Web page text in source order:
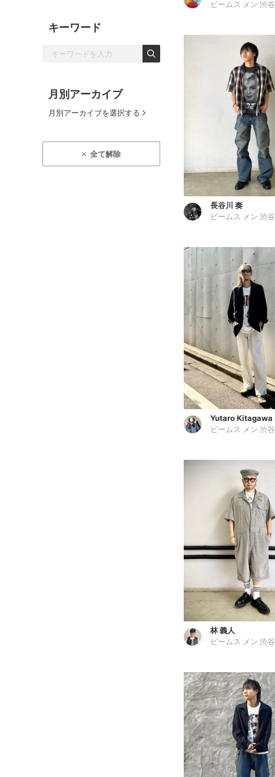
キーワード
月別アーカイブ
月別アーカイブを選択する
全て解除
ビームス メン 渋谷
長谷川 奏
ビームス メン 渋谷
Yutaro Kitagawa
ビームス メン 渋谷
林 義人
ビームス メン 渋谷